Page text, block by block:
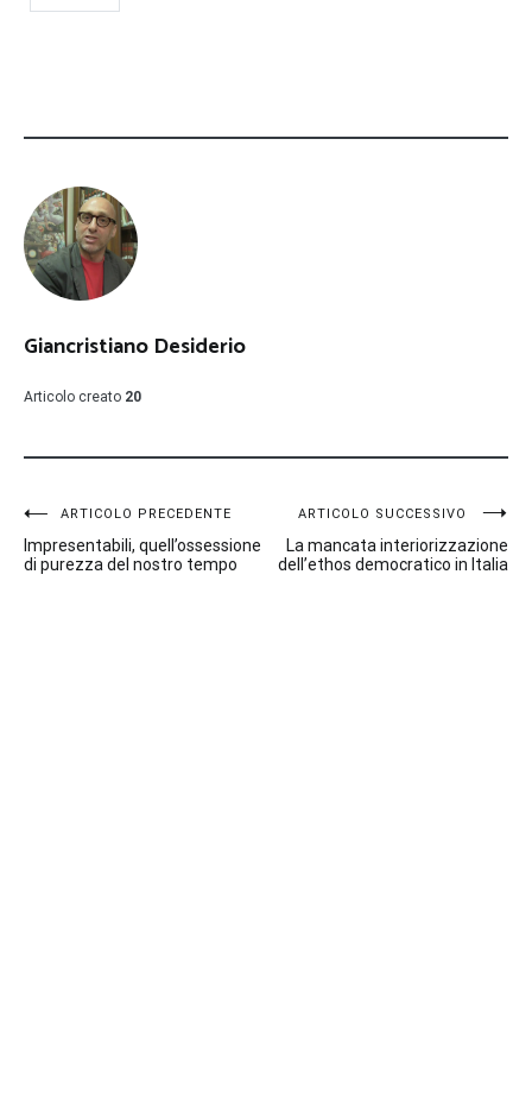
Giancristiano Desiderio
Articolo creato 20
Navigazione
articoli
ARTICOLO PRECEDENTE
Impresentabili, quell’ossessione
di purezza del nostro tempo
ARTICOLO SUCCESSIVO
La mancata interiorizzazione
dell’ethos democratico in Italia